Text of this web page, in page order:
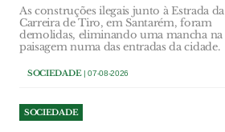
As construções ilegais junto à Estrada da
Carreira de Tiro, em Santarém, foram
demolidas, eliminando uma mancha na
paisagem numa das entradas da cidade.
SOCIEDADE| 07-08-2026
SOCIEDADE